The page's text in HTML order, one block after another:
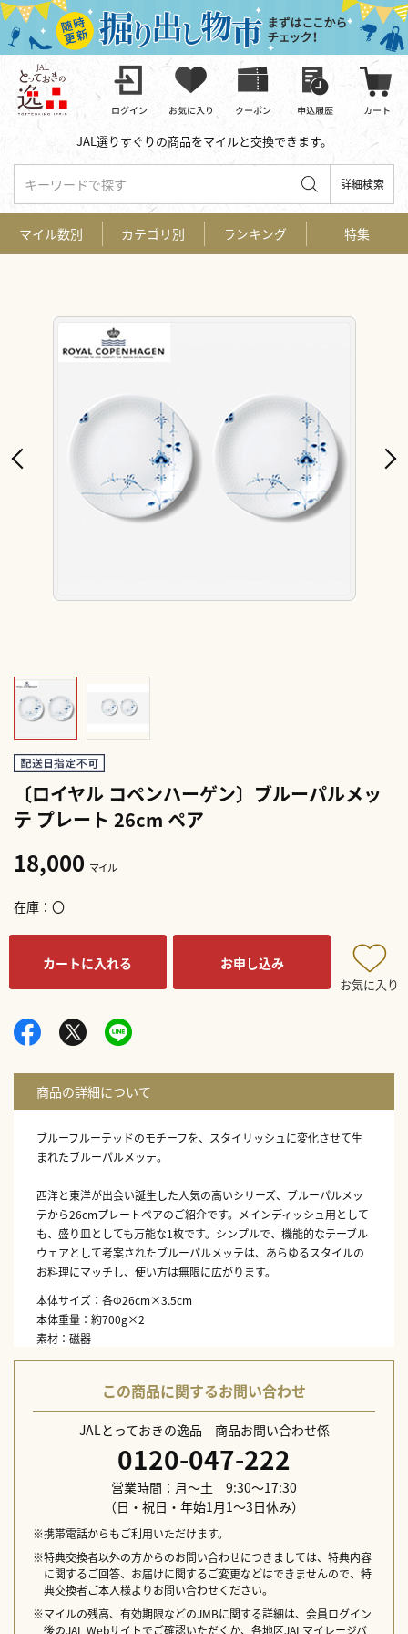
JAL選りすぐりの商品をマイルと交換できます。
キーワードで探す 詳細検索
〔ロイヤル コペンハーゲン〕ブルーパルメッ
テ プレート 26cm ペア
18,000 マイル
在庫 〇
カートに入れる お申し込み
お気に入り
ブルーフルーテッドのモチーフを、スタイリッシュに変化させて生
まれたブルーパルメッテ。
西洋と東洋が出会い誕生した人気の高いシリーズ、ブルーパルメッ
テから26cmプレートペアのご紹介です。メインディッシュ用として
も、盛り皿としても万能な1枚です。シンプルで、機能的なテーブル
ウェアとして考案されたブルーパルメッテは、あらゆるスタイルの
お料理にマッチし、使い方は無限に広がります。
本体サイズ：各Φ26cm×3.5cm
本体重量：約700g×2
素材：磁器
生産国：タイ
配送日指定不可この商品に関するお問い合わせ
JALとっておきの逸品 商品お問い合わせ係
0120-047-222
営業時間：月～土 9:30～17:30
（日・祝日・年始1月1～3日休み）
※携帯電話からもご利用いただけます。
※特典交換者以外の方からのお問い合わせにつきましては、特典内容
に関するご回答、お届けに関するご変更などはできませんので、特
典交換者ご本人様よりお問い合わせください。
※マイルの残高、有効期限などのJMBに関する詳細は、会員ログイン
後のJAL Webサイトでご確認いただくか、各地区JALマイレージバ
マイル数別 カテゴリ別 ランキング 特集